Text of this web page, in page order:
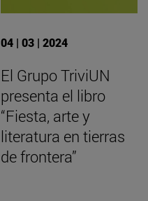
04 | 03 | 2024
El Grupo TriviUN
presenta el libro
“Fiesta, arte y
literatura en tierras
de frontera”